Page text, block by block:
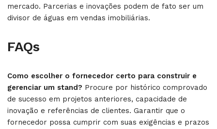
mercado. Parcerias e inovações podem de fato ser um
divisor de águas em vendas imobiliárias.
FAQs
Como escolher o fornecedor certo para construir e
gerenciar um stand? Procure por histórico comprovado
de sucesso em projetos anteriores, capacidade de
inovação e referências de clientes. Garantir que o
fornecedor possa cumprir com suas exigências e prazos